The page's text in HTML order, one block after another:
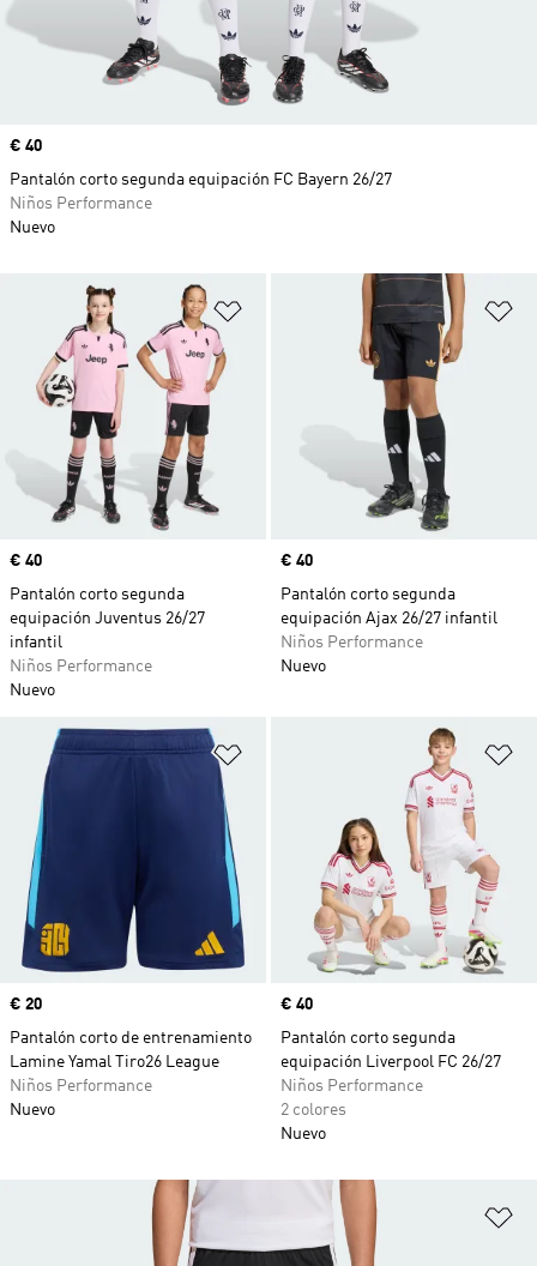
Añadir a la lista de deseos
Precio
€ 40
Pantalón corto segunda
equipación Juventus 26/27
infantil
Niños Performance
Nuevo
Precio
€ 40
Pantalón corto segunda
equipación Ajax 26/27 infantil
Niños Performance
Nuevo
Añadir a la lista de deseos
Precio
€ 20
Pantalón corto de entrenamiento
Lamine Yamal Tiro26 League
Niños Performance
Nuevo
Precio
€ 40
Pantalón corto segunda
equipación Liverpool FC 26/27
Niños Performance
2 colores
Nuevo
Precio
€ 40
Pantalón corto segunda equipación FC Bayern 26/27
Niños Performance
Nuevo